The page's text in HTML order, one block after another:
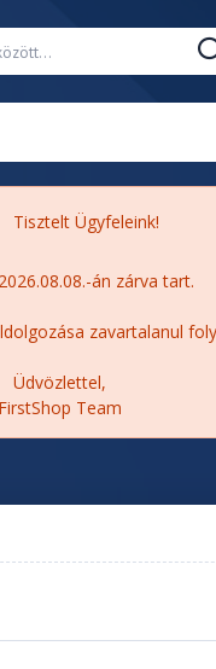
Tisztelt Ügyfeleink!
án zárva tart.
zavartalanul
Üdvözlettel,
FirstShop Team